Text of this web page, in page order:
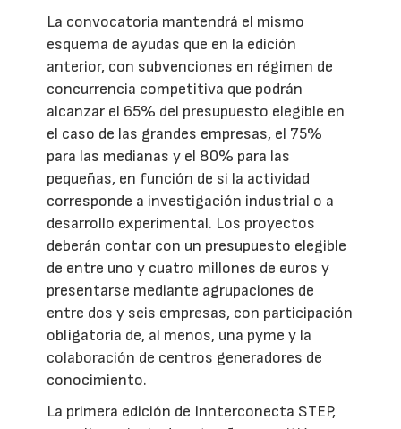
La convocatoria mantendrá el mismo
esquema de ayudas que en la edición
anterior, con subvenciones en régimen de
concurrencia competitiva que podrán
alcanzar el 65% del presupuesto elegible en
el caso de las grandes empresas, el 75%
para las medianas y el 80% para las
pequeñas, en función de si la actividad
corresponde a investigación industrial o a
desarrollo experimental. Los proyectos
deberán contar con un presupuesto elegible
de entre uno y cuatro millones de euros y
presentarse mediante agrupaciones de
entre dos y seis empresas, con participación
obligatoria de, al menos, una pyme y la
colaboración de centros generadores de
conocimiento.
La primera edición de Innterconecta STEP,